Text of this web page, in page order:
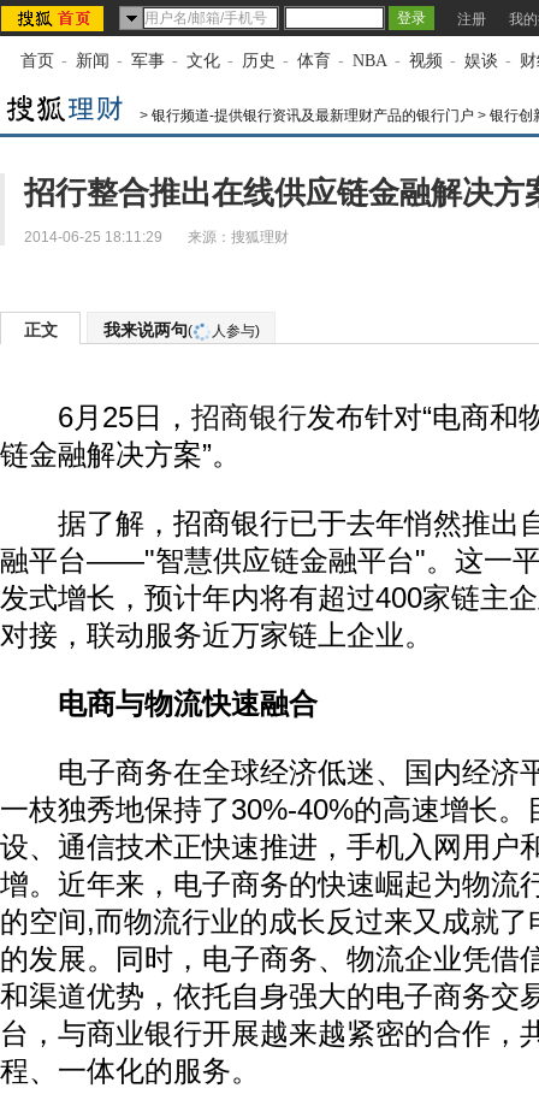
注册 我
首页 - 新闻 - 军事 - 文化 - 历史 - 体育 - NBA - 视频 - 娱谈 -
> 银行频道-提供银行资讯及最新理财产品的银行门户 > 银行创
招行整合推出在线供应链金融解决方
2014-06-25 18:11:29 来源： 搜狐理财
正文 我来说两句( 人参与)
6月25日， 招商银行发布针对“电商和
链金融解决方案”。
据了解，招商银行已于去年悄然推出
融平台——"智慧供应链金融平台"。这一
发式增长，预计年内将有超过400家链主
对接，联动服务近万家链上企业。
电商与物流快速融合
电子商务在全球经济低迷、国内经济
一枝独秀地保持了30%-40%的高速增长。
设、通信技术正快速推进，手机入网用户
增。近年来，电子商务的快速崛起为物流
的空间,而物流行业的成长反过来又成就
的发展。同时，电子商务、物流企业凭借
和渠道优势，依托自身强大的电子商务交
台，与商业银行开展越来越紧密的合作，
程、一体化的服务。